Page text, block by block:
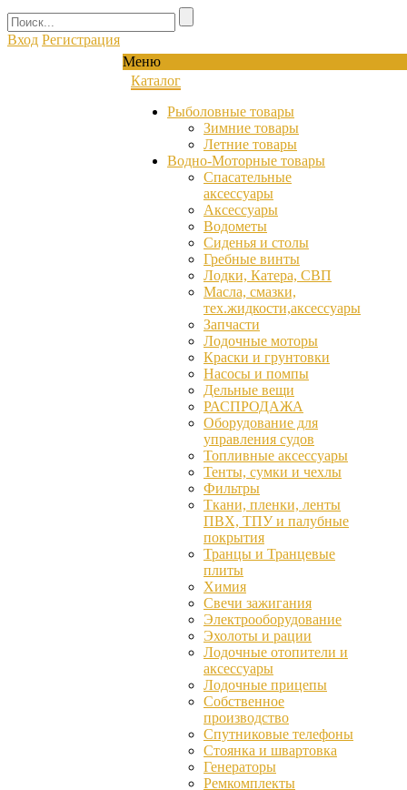
Вход Регистрация
Меню
Каталог
Рыболовные товары
Зимние товары
Летние товары
Водно-Моторные товары
Спасательные
аксессуары
Аксессуары
Водометы
Сиденья и столы
Гребные винты
Лодки, Катера, СВП
Масла, смазки,
тех.жидкости,аксессуары
Запчасти
Лодочные моторы
Краски и грунтовки
Насосы и помпы
Дельные вещи
РАСПРОДАЖА
Оборудование для
управления судов
Топливные аксессуары
Тенты, сумки и чехлы
Фильтры
Ткани, пленки, ленты
ПВХ, ТПУ и палубные
покрытия
Транцы и Транцевые
плиты
Химия
Свечи зажигания
Электрооборудование
Эхолоты и рации
Лодочные отопители и
аксессуары
Лодочные прицепы
Собственное
производство
Спутниковые телефоны
Стоянка и швартовка
Генераторы
Ремкомплекты